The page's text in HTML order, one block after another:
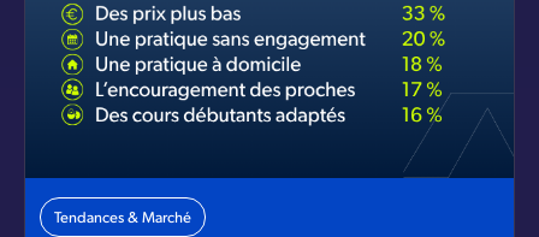
Tendances & Marché